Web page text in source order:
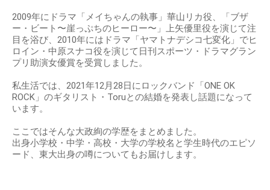
2009年にドラマ「メイちゃんの執事」華山リカ役、「ブザ
ー・ビート〜崖っぷちのヒーロー〜」上矢優里役を演じて注
目を浴び、2010年にはドラマ「ヤマトナデシコ七変化」でヒ
ロイン・中原スナコ役を演じて日刊スポーツ・ドラマグラン
プリ助演女優賞を受賞しました。
私生活では、2021年12月28日にロックバンド「ONE OK
ROCK」のギタリスト・Toruとの結婚を発表し話題になって
います。
ここではそんな大政絢の学歴をまとめました。
出身小学校・中学・高校・大学の学校名と学生時代のエピソ
ード、東大出身の噂についてもお届けします。